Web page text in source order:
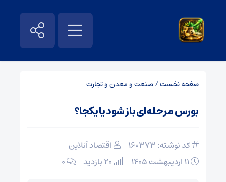
صفحه نخست/صنعت و معدن و تجارت
بورس مرحله‌ای باز شود یا یکجا؟
کد نوشته: 160373
اقتصاد آنلاین
۰